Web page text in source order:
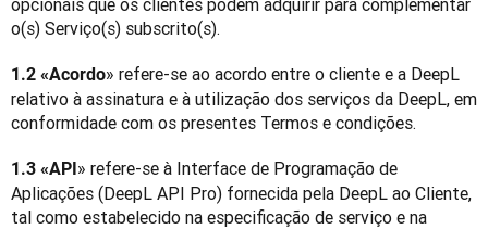
opcionais que os clientes podem adquirir para complementar
o(s) Serviço(s) subscrito(s).
1.2 «Acordo» refere-se ao acordo entre o cliente e a DeepL
relativo à assinatura e à utilização dos serviços da DeepL, em
conformidade com os presentes Termos e condições.
1.3 «API» refere-se à Interface de Programação de
Aplicações (DeepL API Pro) fornecida pela DeepL ao Cliente,
tal como estabelecido na especificação de serviço e na